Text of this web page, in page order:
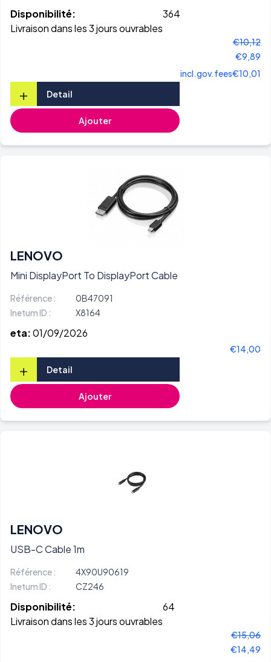
Disponibilité:
364
Livraison dans les 3 jours ouvrables
€10,12
€9,89
incl.gov.fees€10,01
+ Detail
Ajouter
LENOVO
Mini DisplayPort To DisplayPort Cable
Référence :
0B47091
Inetum ID :
X8164
eta:01/09/2026
€14,00
+ Detail
Ajouter
LENOVO
USB-C Cable 1m
Référence :
4X90U90619
Inetum ID :
CZ246
Disponibilité:
64
Livraison dans les 3 jours ouvrables
€15,06
€14,49